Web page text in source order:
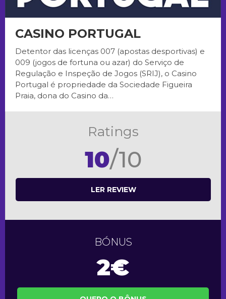
CASINO PORTUGAL
Detentor das licenças 007 (apostas desportivas) e
009 (jogos de fortuna ou azar) do Serviço de
Regulação e Inspeção de Jogos (SRIJ), o Casino
Portugal é propriedade da Sociedade Figueira
Praia, dona do Casino da…
Ratings
10/10
LER REVIEW
BÓNUS
2€